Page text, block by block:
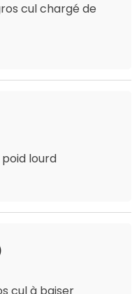
cul chargé de
lourd